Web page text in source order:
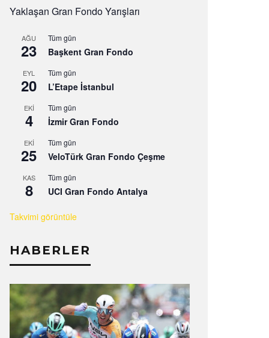
Yaklaşan Gran Fondo Yarışları
AĞU
23
Tüm gün
Başkent Gran Fondo
EYL
20
Tüm gün
L’Etape İstanbul
EKI
4
Tüm gün
İzmir Gran Fondo
EKI
25
Tüm gün
VeloTürk Gran Fondo Çeşme
KAS
8
Tüm gün
UCI Gran Fondo Antalya
Takvimi görüntüle
HABERLER